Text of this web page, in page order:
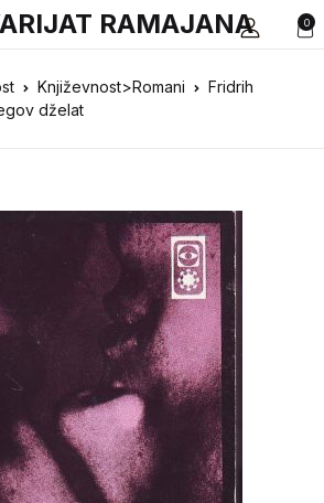
0
RAMAJANA
Književnost>Romani
Fridrih
dželat